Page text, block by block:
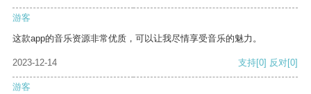
游客
这款app的音乐资源非常优质，可以让我尽情享受音乐的魅力。
2023-12-14 支持[0] 反对[0]
游客